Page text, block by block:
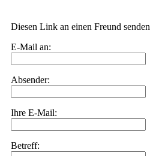
Diesen Link an einen Freund senden
E-Mail an:
Absender:
Ihre E-Mail:
Betreff: